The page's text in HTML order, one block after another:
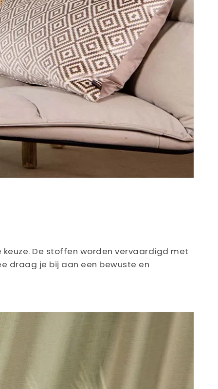
keuze. De stoffen worden vervaardigd met
draag je bij aan een bewuste en